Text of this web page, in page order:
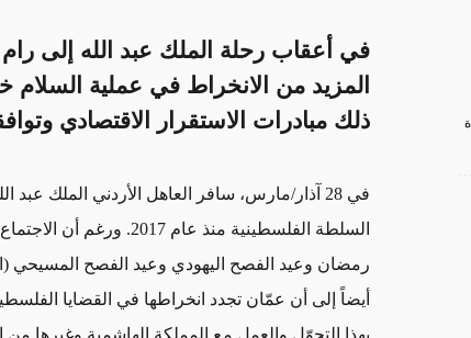
في أعقاب رحلة الملك عبد الله إلى
المزيد من الانخراط في عملية السلام
ذلك مبادرات الاستقرار الاقتصادي
في 28 آذار/مارس، سافر العاهل الأردني الملك عبد الله إلى رام الله في
السلطة الفلسطينية منذ عام 2017. ورغم أن الاجتماع جاء في مرحلة حساسة
رمضان وعيد الفصح اليهودي وعيد الفصح المسيحي
أيضاً إلى أن عمّان تجدد انخراطها في القضايا
بهذا التحوّل والعمل مع المملكة الهاشمية وغيرها من